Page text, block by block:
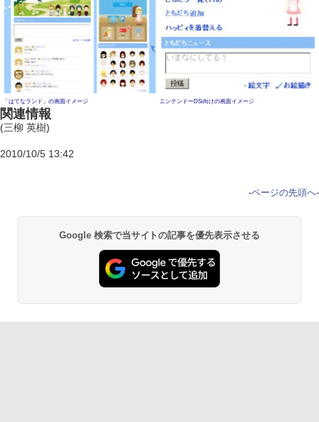
「はてなランド」の画面イメージ ニンテンドーDSi向けの画面イメージ
関連情報
(三柳 英樹)
2010/10/5 13:42
-ページの先頭へ-
Google 検索で当サイトの記事を優先表示させる